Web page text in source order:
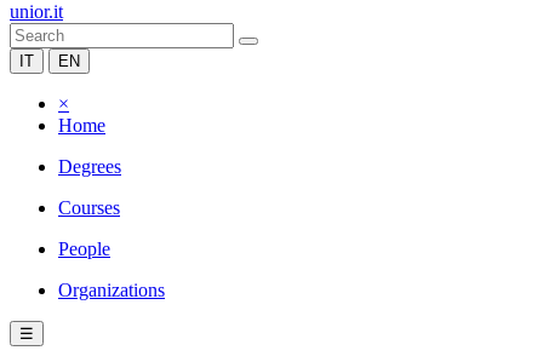
unior.it
IT EN
×
Home
Degrees
Courses
People
Organizations
☰